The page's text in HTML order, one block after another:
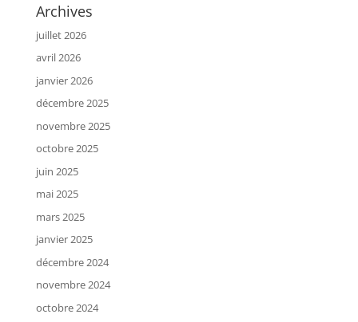
Archives
juillet 2026
avril 2026
janvier 2026
décembre 2025
novembre 2025
octobre 2025
juin 2025
mai 2025
mars 2025
janvier 2025
décembre 2024
novembre 2024
octobre 2024